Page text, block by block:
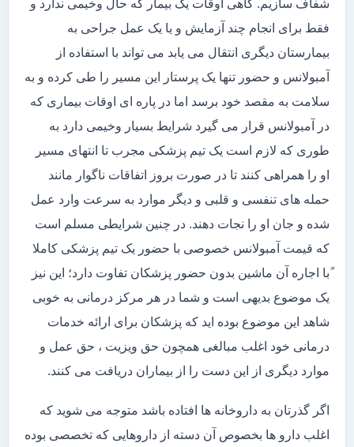
شفاف سازیم. گاهی اوقات یک بیمار که حال وخیمی ندارد و
فقط برای انجام چند آزمایش و یا یک عمل جراحی به
بیمارستان دیگری انتقال می یابد می تواند با استفاده از
آمبولانس و حضور تنها یک پرستار این مسیر را طی کرده و به
سلامت به مقصد خود برسد اما در پاره ای اوقات بیماری که
در آمبولانس قرار می گیرد شرایط بسیار وخیمی دارد به
طوری که لازم است یک تیم پزشکی مجرب تا انتهای مسیر
او را همراهی کنند تا در صورت بروز اتفاقات ناگوار مانند
حمله های تنفسی و قلبی و دیگر موارد به سرعت وارد عمل
شده و جان او را نجات دهند. در چنین شرایطی مسلم است
که قیمت آمبولانس خصوصی با حضور یک تیم پزشکی کاملا
ًبا اجاره آن ماشین بدون حضور پزشکان تفاوت دارد؛ این نیز
یک موضوع بدیهی است و شما در هر مرکز درمانی به خوبی
شاهد این موضوع بوده اید که پزشکان برای ارائه خدمات
درمانی خود اغلب مبالغی همچون حق ویزیت ، حق عمل و
موارد دیگری از این دست را از بیماران دریافت می کنند.
اگر گذرتان به داروخانه ها افتاده باشد متوجه می شوید که
اغلب دارو ها بخصوص آن دسته از داروهایی که تخصصی بوده